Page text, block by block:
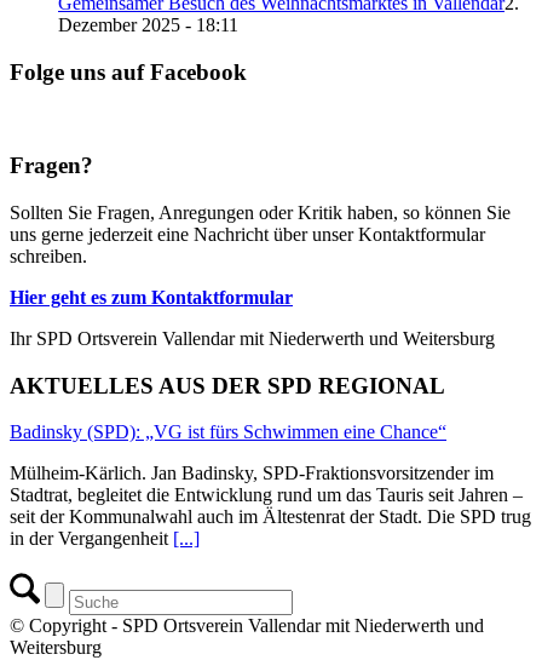
Dezember 2025 - 18:11
Folge uns auf Facebook
Fragen?
Sollten Sie Fragen, Anregungen oder Kritik haben, so können Sie
uns gerne jederzeit eine Nachricht über unser Kontaktformular
schreiben.
Hier geht es zum Kontaktformular
Ihr SPD Ortsverein Vallendar mit Niederwerth und Weitersburg
AKTUELLES AUS DER SPD REGIONAL
Badinsky (SPD): „VG ist fürs Schwimmen eine Chance“
Mülheim-Kärlich. Jan Badinsky, SPD-Fraktionsvorsitzender im
Stadtrat, begleitet die Entwicklung rund um das Tauris seit Jahren –
seit der Kommunalwahl auch im Ältestenrat der Stadt. Die SPD trug
in der Vergangenheit [...]
© Copyright - SPD Ortsverein Vallendar mit Niederwerth und
Weitersburg